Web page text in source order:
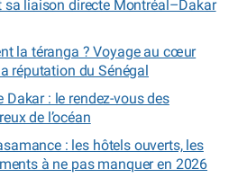
liaison directe Montréal–Dakar
la téranga ? Voyage au cœur
réputation du Sénégal
Dakar : le rendez-vous des
de l’océan
: les hôtels ouverts, les
à ne pas manquer en 2026